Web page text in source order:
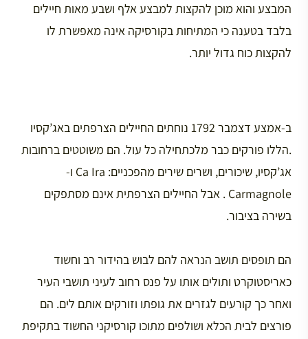
המבצע והוא מוכן להקצות למבצע אלף ושבע מאות חיילים
בלבד בטענה כי המתיחות בקורסיקה אינה מאפשרת לו
להקצות כוח גדול יותר.
ב-אמצע דצמבר 1792 נוחתים החיילים הצרפתים באג’קסיו
.הללו פורקים כבר מלכתחילה כל עול. הם משוטטים ברחובות
אג’קסיו, שיכורים, ושרים שירים מהפכניים: Ca Ira ו-
Carmagnole . אבל החיילים הצרפתית אינם מסתפקים
בשירה בציבור.
הם תופסים תושב הנראה להם לבוש בהידור רב וחשוד
כאריסטוקרט ותולים אותו על פנס רחוב לעיני תושבי העיר
ואחר כך קורעים לגזרים את גופתו וזורקים אותם לים. הם
פורצים לבית הכלא ושולפים מתוכו קורסיקני החשוד בתקיפת